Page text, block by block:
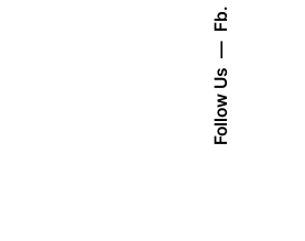
Follow Us
Fb.